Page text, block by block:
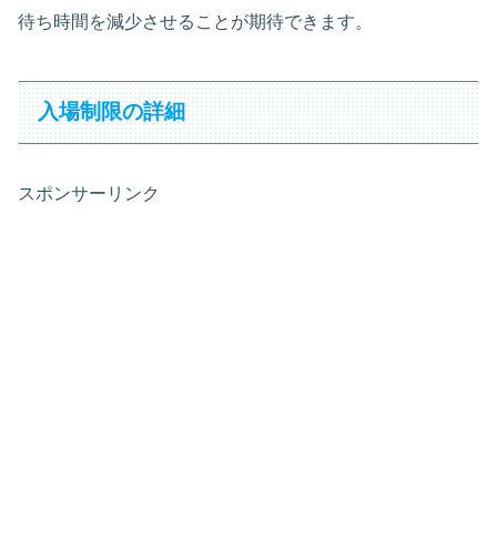
待ち時間を減少させることが期待できます。
入場制限の詳細
スポンサーリンク